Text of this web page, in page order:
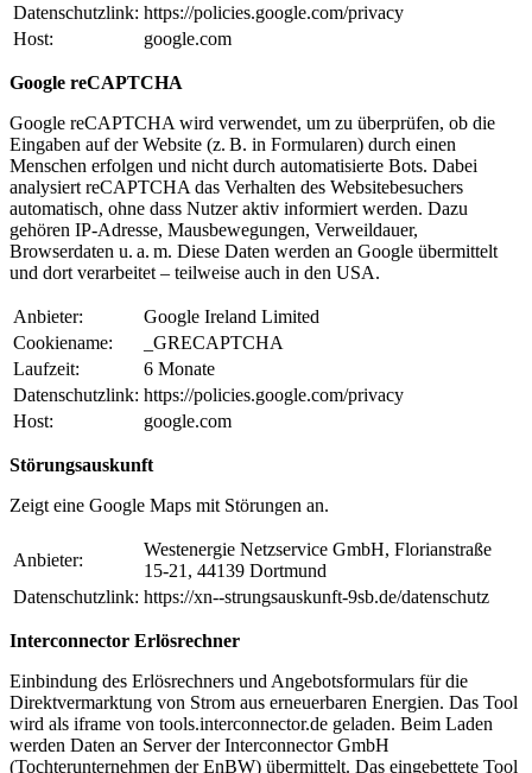
Datenschutzlink: https://policies.google.com/privacy
Host:
google.com
Google reCAPTCHA
Google reCAPTCHA wird verwendet, um zu überprüfen, ob die
Eingaben auf der Website (z. B. in Formularen) durch einen
Menschen erfolgen und nicht durch automatisierte Bots. Dabei
analysiert reCAPTCHA das Verhalten des Websitebesuchers
automatisch, ohne dass Nutzer aktiv informiert werden. Dazu
gehören IP-Adresse, Mausbewegungen, Verweildauer,
Browserdaten u. a. m. Diese Daten werden an Google übermittelt
und dort verarbeitet – teilweise auch in den USA.
Anbieter:
Google Ireland Limited
Cookiename:
_GRECAPTCHA
Laufzeit:
6 Monate
Datenschutzlink: https://policies.google.com/privacy
Host:
google.com
Störungsauskunft
Zeigt eine Google Maps mit Störungen an.
Anbieter:
Westenergie Netzservice GmbH, Florianstraße
15-21, 44139 Dortmund
Datenschutzlink: https://xn--strungsauskunft-9sb.de/datenschutz
Interconnector Erlösrechner
Einbindung des Erlösrechners und Angebotsformulars für die
Direktvermarktung von Strom aus erneuerbaren Energien. Das Tool
wird als iframe von tools.interconnector.de geladen. Beim Laden
werden Daten an Server der Interconnector GmbH
(Tochterunternehmen der EnBW) übermittelt. Das eingebettete Tool